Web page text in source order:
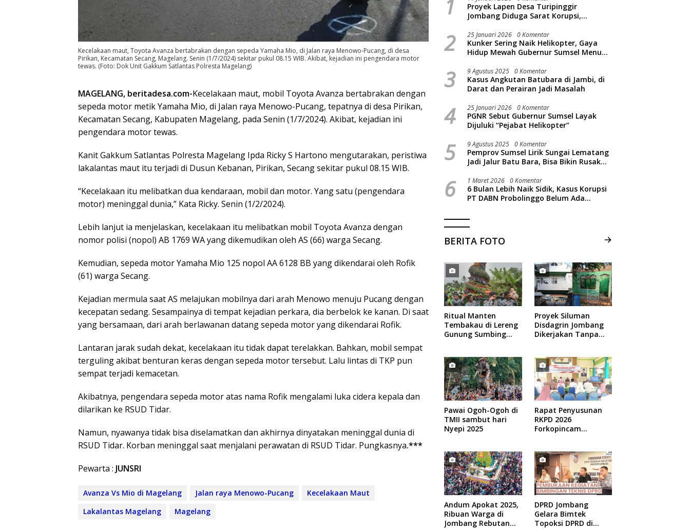
Kecelakaan maut, Toyota Avanza bertabrakan dengan sepeda Yamaha Mio, di Jalan raya Menowo-Pucang, di desa
Pirikan, Kecamatan Secang, Magelang. Senin (1/7/2024) sekitar pukul 08.15 WIB. Akibat, kejadian ini pengendara motor
tewas. (Foto: Dok Unit Gakkum Satlantas Polresta Magelang)
MAGELANG, beritadesa.com-Kecelakaan maut, mobil Toyota Avanza bertabrakan dengan
sepeda motor metik Yamaha Mio, di Jalan raya Menowo-Pucang, tepatnya di desa Pirikan,
Kecamatan Secang, Kabupaten Magelang, pada Senin (1/7/2024). Akibat, kejadian ini
pengendara motor tewas.
Kanit Gakkum Satlantas Polresta Magelang Ipda Ricky S Hartono mengutarakan, peristiwa
lakalantas maut itu terjadi di Dusun Kebanan, Pirikan, Secang sekitar pukul 08.15 WIB.
“Kecelakaan itu melibatkan dua kendaraan, mobil dan motor. Yang satu (pengendara
motor) meninggal dunia,” Kata Ricky. Senin (1/2/2024).
Lebih lanjut ia menjelaskan, kecelakaan itu melibatkan mobil Toyota Avanza dengan
nomor polisi (nopol) AB 1769 WA yang dikemudikan oleh AS (66) warga Secang.
Kemudian, sepeda motor Yamaha Mio 125 nopol AA 6128 BB yang dikendarai oleh Rofik
(61) warga Secang.
Kejadian mermula saat AS melajukan mobilnya dari arah Menowo menuju Pucang dengan
kecepatan sedang. Sesampainya di tempat kejadian perkara, dia berbelok ke kanan. Di saat
yang bersamaan, dari arah berlawanan datang sepeda motor yang dikendarai Rofik.
Lantaran jarak sudah dekat, kecelakaan itu tidak dapat terelakkan. Bahkan, mobil sempat
terguling akibat benturan keras dengan sepeda motor tersebut. Lalu lintas di TKP pun
sempat terjadi kemacetan.
Akibatnya, pengendara sepeda motor atas nama Rofik mengalami luka cidera kepala dan
dilarikan ke RSUD Tidar.
Namun, nyawanya tidak bisa diselamatkan dan akhirnya dinyatakan meninggal dunia di
RSUD Tidar. Korban meninggal saat menjalani perawatan di RSUD Tidar. Pungkasnya.***
Pewarta : JUNSRI
Avanza Vs Mio di Magelang Jalan raya Menowo-Pucang
Kecelakaan Maut
Lakalantas Magelang
Magelang
1
Proyek Lapen Desa Turipinggir
Jombang Diduga Sarat Korupsi,
2 25 Januari 2026 0 Komentar
Kunker Sering Naik Helikopter, Gaya
Hidup Mewah Gubernur Sumsel Menuai
3 9 Agustus 2025 0 Komentar
Kasus Angkutan Batubara di Jambi, di
Darat dan Perairan Jadi Masalah
4 25 Januari 2026 0 Komentar
PGNR Sebut Gubernur Sumsel Layak
Dijuluki “Pejabat Helikopter”
5 9 Agustus 2025 0 Komentar
Pemprov Sumsel Lirik Sungai Lematang
Jadi Jalur Batu Bara, Bisa Bikin Rusak
6 1 Maret 2026 0 Komentar
6 Bulan Lebih Naik Sidik, Kasus Korupsi
PT DABN Probolinggo Belum Ada
BERITA FOTO
Ritual Manten
Tembakau di Lereng
Gunung Sumbing
Proyek Siluman
Disdagrin Jombang
Dikerjakan Tanpa
Pawai Ogoh-Ogoh di
TMII sambut hari
Nyepi 2025
Rapat Penyusunan
RKPD 2026
Forkopincam
Andum Apokat 2025,
Ribuan Warga di
Jombang Rebutan
DPRD Jombang
Gelara Bimtek
Topoksi DPRD di